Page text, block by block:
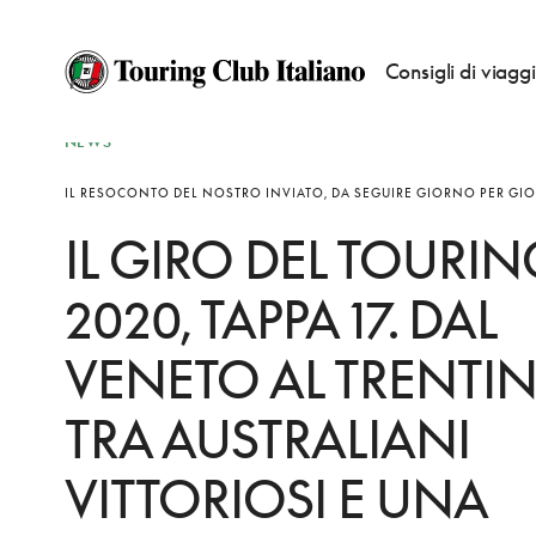
Consigli di
NEWS
IL RESOCONTO DEL NOSTRO INVIATO, DA SEGUIRE GIORNO PER
IL GIRO DEL
2020, TAPPA 17. DAL
VENETO AL
TRA AUSTRALIANI
VITTORIOSI E UNA